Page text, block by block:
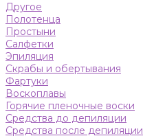
Другое
Полотенца
Простыни
Салфетки
Эпиляция
Скрабы и обертывания
Фартуки
Воскоплавы
Горячие пленочные воски
Средства до депиляции
Средства после депиляции